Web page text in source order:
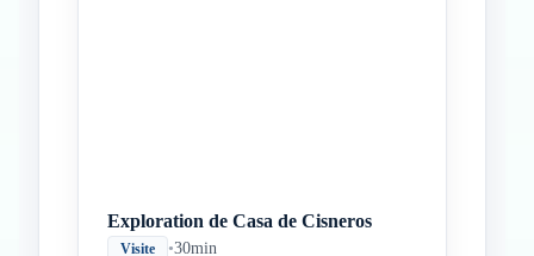
Exploration de Casa de Cisneros
Visite •30min